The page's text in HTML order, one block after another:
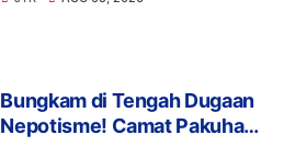
Bungkam di Tengah Dugaan
Nepotisme! Camat Pakuhaji